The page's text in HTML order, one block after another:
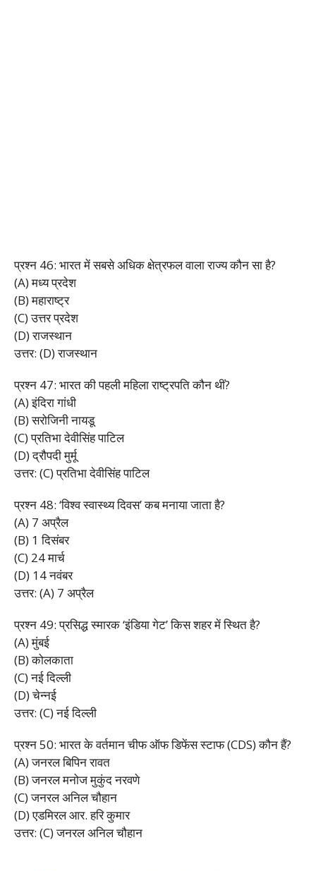
प्रश्न 46: भारत में सबसे अधिक क्षेत्रफल वाला राज्य कौन सा है?
(A) मध्य प्रदेश
(B) महाराष्ट्र
(C) उत्तर प्रदेश
(D) राजस्थान
उत्तर: (D) राजस्थान
प्रश्न 47: भारत की पहली महिला राष्ट्रपति कौन थीं?
(A) इंदिरा गांधी
(B) सरोजिनी नायडू
(C) प्रतिभा देवीसिंह पाटिल
(D) द्रौपदी मुर्मू
उत्तर: (C) प्रतिभा देवीसिंह पाटिल
प्रश्न 48: ‘विश्व स्वास्थ्य दिवस’ कब मनाया जाता है?
(A) 7 अप्रैल
(B) 1 दिसंबर
(C) 24 मार्च
(D) 14 नवंबर
उत्तर: (A) 7 अप्रैल
प्रश्न 49: प्रसिद्ध स्मारक ‘इंडिया गेट’ किस शहर में स्थित है?
(A) मुंबई
(B) कोलकाता
(C) नई दिल्ली
(D) चेन्नई
उत्तर: (C) नई दिल्ली
प्रश्न 50: भारत के वर्तमान चीफ ऑफ डिफेंस स्टाफ (CDS) कौन हैं?
(A) जनरल बिपिन रावत
(B) जनरल मनोज मुकुंद नरवणे
(C) जनरल अनिल चौहान
(D) एडमिरल आर. हरि कुमार
उत्तर: (C) जनरल अनिल चौहान